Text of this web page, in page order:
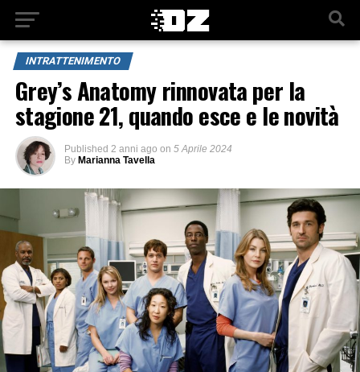
INTRATTENIMENTO
Grey’s Anatomy rinnovata per la
stagione 21, quando esce e le novità
Published 2 anni ago on 5 Aprile 2024
By Marianna Tavella